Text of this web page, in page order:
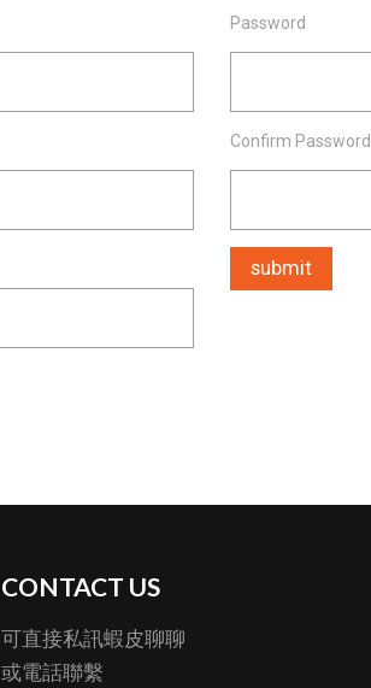
Password
Confirm Password
CONTACT US
可直接私訊蝦皮聊聊
或電話聯繫